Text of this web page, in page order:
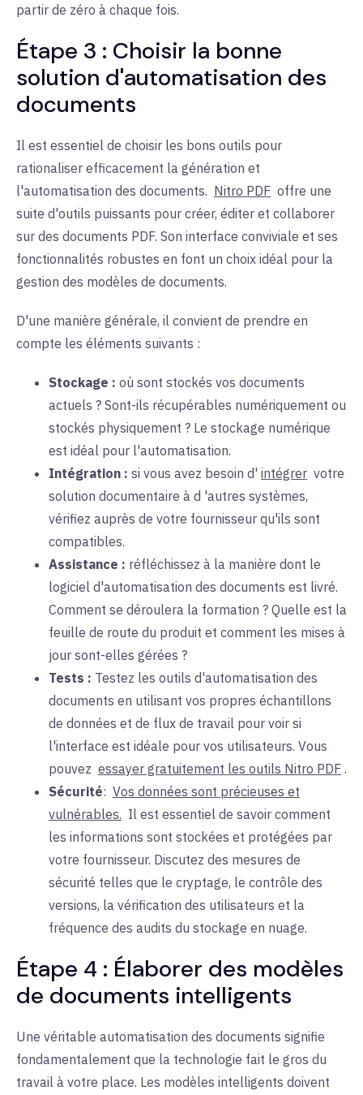
partir de zéro à chaque fois.
Étape 3 : Choisir la bonne
solution d'automatisation des
documents
Il est essentiel de choisir les bons outils pour
rationaliser efficacement la génération et
l'automatisation des documents. Nitro PDF offre une
suite d'outils puissants pour créer, éditer et collaborer
sur des documents PDF. Son interface conviviale et ses
fonctionnalités robustes en font un choix idéal pour la
gestion des modèles de documents.
D'une manière générale, il convient de prendre en
compte les éléments suivants :
Stockage : où sont stockés vos documents
actuels ? Sont-ils récupérables numériquement ou
stockés physiquement ? Le stockage numérique
est idéal pour l'automatisation.
Intégration : si vous avez besoin d' intégrer votre
solution documentaire à d 'autres systèmes,
vérifiez auprès de votre fournisseur qu'ils sont
compatibles.
Assistance : réfléchissez à la manière dont le
logiciel d'automatisation des documents est livré.
Comment se déroulera la formation ? Quelle est la
feuille de route du produit et comment les mises à
jour sont-elles gérées ?
Tests : Testez les outils d'automatisation des
documents en utilisant vos propres échantillons
de données et de flux de travail pour voir si
l'interface est idéale pour vos utilisateurs. Vous
pouvez essayer gratuitement les outils Nitro PDF .
Sécurité: Vos données sont précieuses et
vulnérables. Il est essentiel de savoir comment
les informations sont stockées et protégées par
votre fournisseur. Discutez des mesures de
sécurité telles que le cryptage, le contrôle des
versions, la vérification des utilisateurs et la
fréquence des audits du stockage en nuage.
Étape 4 : Élaborer des modèles
de documents intelligents
Une véritable automatisation des documents signifie
fondamentalement que la technologie fait le gros du
travail à votre place. Les modèles intelligents doivent